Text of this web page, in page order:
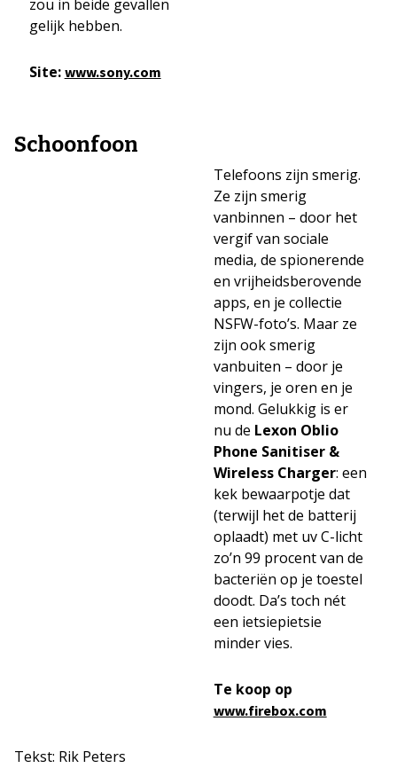
zou in beide gevallen
gelijk hebben.
Site: www.sony.com
Schoonfoon
Telefoons zijn smerig.
Ze zijn smerig
vanbinnen – door het
vergif van sociale
media, de spionerende
en vrijheidsberovende
apps, en je collectie
NSFW-foto’s. Maar ze
zijn ook smerig
vanbuiten – door je
vingers, je oren en je
mond. Gelukkig is er
nu de Lexon Oblio
Phone Sanitiser &
Wireless Charger: een
kek bewaarpotje dat
(terwijl het de batterij
oplaadt) met uv C-licht
zo’n 99 procent van de
bacteriën op je toestel
doodt. Da’s toch nét
een ietsiepietsie
minder vies.
Te koop op
www.firebox.com
Tekst: Rik Peters